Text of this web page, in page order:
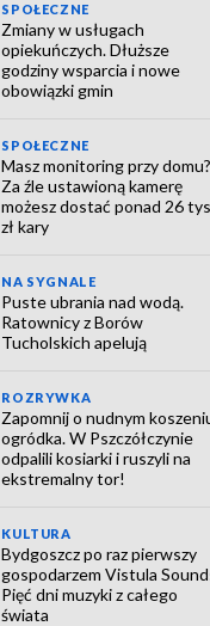
SPOŁECZNE
Zmiany w usługach
opiekuńczych. Dłuższe
godziny wsparcia i nowe
obowiązki gmin
SPOŁECZNE
Masz monitoring przy domu?
Za źle ustawioną kamerę
możesz dostać ponad 26
zł kary
NA SYGNALE
Puste ubrania nad wodą.
Ratownicy z Borów
Tucholskich apelują
ROZRYWKA
Zapomnij o nudnym
ogródka. W Pszczółczynie
odpalili kosiarki i ruszyli na
ekstremalny tor!
KULTURA
Bydgoszcz po raz pierwszy
gospodarzem Vistula
Pięć dni muzyki z całego
świata